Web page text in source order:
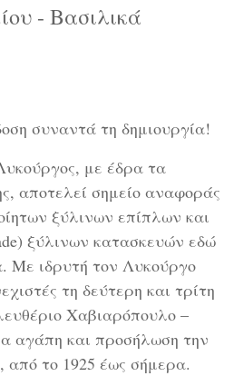
- Βασιλικά
συναντά τη δημιουργία!
με έδρα τα
αποτελεί σημείο αναφοράς
ξύλινων επίπλων και
ξύλινων κατασκευών εδώ
Με ιδρυτή τον Λυκούργο
τη δεύτερη και τρίτη
Χαβιαρόπουλο –
αγάπη και προσήλωση την
από το 1925 έως σήμερα.